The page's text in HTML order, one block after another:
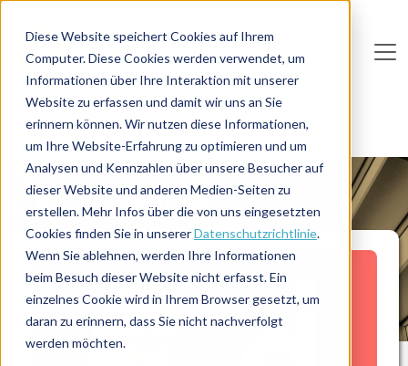
Diese Website speichert Cookies auf Ihrem
Computer. Diese Cookies werden verwendet, um
Informationen über Ihre Interaktion mit unserer
Website zu erfassen und damit wir uns an Sie
erinnern können. Wir nutzen diese Informationen,
um Ihre Website-Erfahrung zu optimieren und um
Analysen und Kennzahlen über unsere Besucher auf
dieser Website und anderen Medien-Seiten zu
erstellen. Mehr Infos über die von uns eingesetzten
Cookies finden Sie in unsererDatenschutzrichtlinie.
Wenn Sie ablehnen, werden Ihre Informationen
beim Besuch dieser Website nicht erfasst. Ein
einzelnes Cookie wird in Ihrem Browser gesetzt, um
daran zu erinnern, dass Sie nicht nachverfolgt
werden möchten.
Deutsc he InterimAG
Home
Manager-Übersicht
C-Level-Executive für Restrukturierung und Merger
MANAGERPROFIL